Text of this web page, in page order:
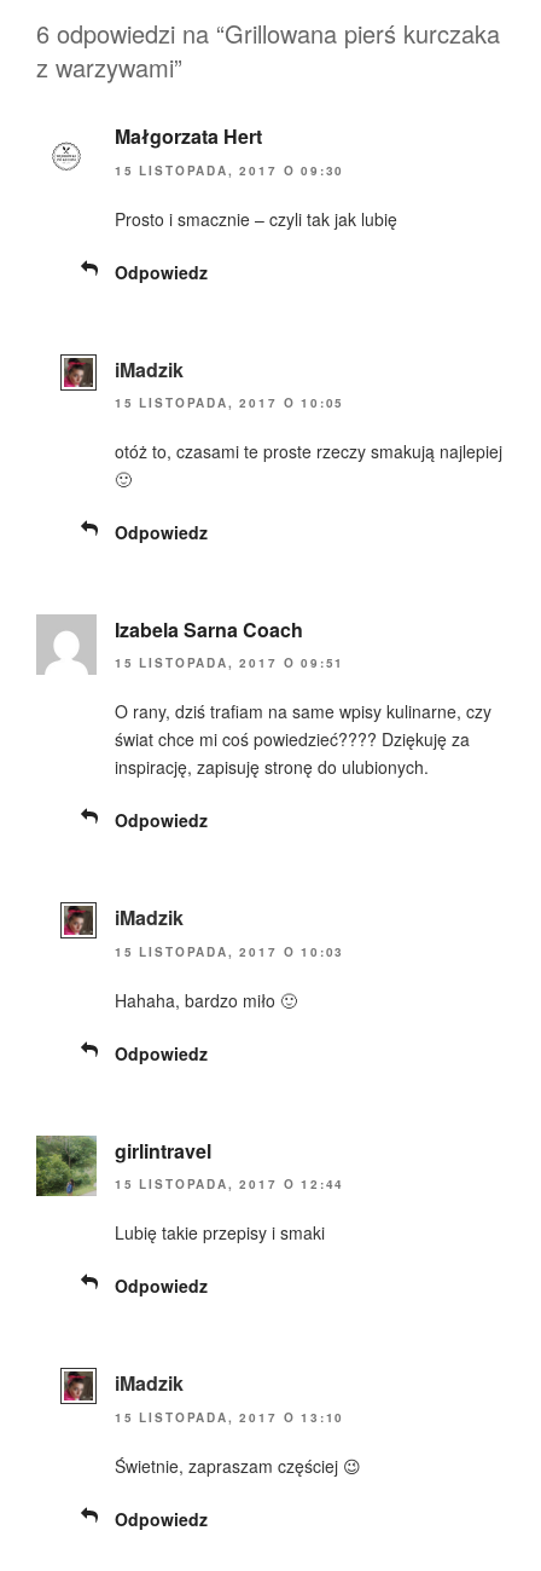
6 odpowiedzi na “Grillowana pierś kurczaka
z warzywami”
Małgorzata Hert
15 LISTOPADA, 2017 O 09:30
Prosto i smacznie – czyli tak jak lubię
Odpowiedz
iMadzik
15 LISTOPADA, 2017 O 10:05
otóż to, czasami te proste rzeczy smakują najlepiej
🙂
Odpowiedz
Izabela Sarna Coach
15 LISTOPADA, 2017 O 09:51
O rany, dziś trafiam na same wpisy kulinarne, czy
świat chce mi coś powiedzieć???? Dziękuję za
inspirację, zapisuję stronę do ulubionych.
Odpowiedz
iMadzik
15 LISTOPADA, 2017 O 10:03
Hahaha, bardzo miło 🙂
Odpowiedz
girlintravel
15 LISTOPADA, 2017 O 12:44
Lubię takie przepisy i smaki
Odpowiedz
iMadzik
15 LISTOPADA, 2017 O 13:10
Świetnie, zapraszam częściej 😉
Odpowiedz